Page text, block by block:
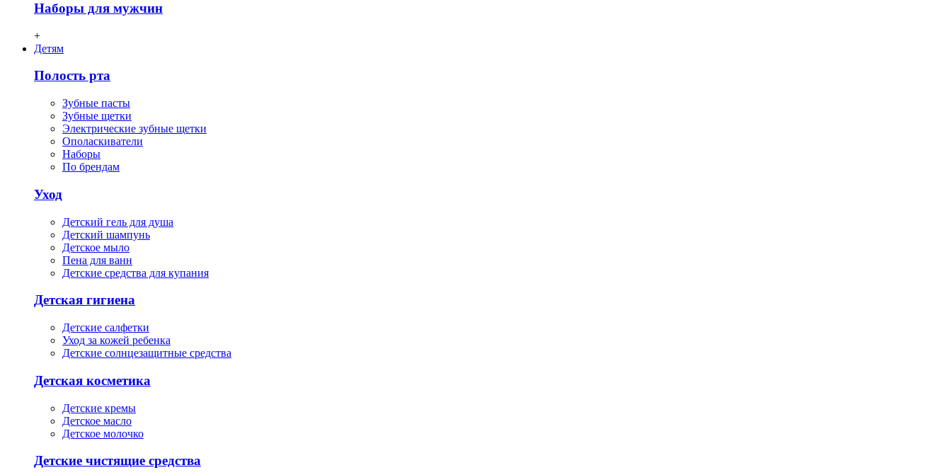
Наборы для мужчин
+
Детям
Полость рта
Зубные пасты
Зубные щетки
Электрические зубные щетки
Ополаскиватели
Наборы
По брендам
Уход
Детский гель для душа
Детский шампунь
Детское мыло
Пена для ванн
Детские средства для купания
Детская гигиена
Детские салфетки
Уход за кожей ребенка
Детские солнцезащитные средства
Детская косметика
Детские кремы
Детское масло
Детское молочко
Детские чистящие средства